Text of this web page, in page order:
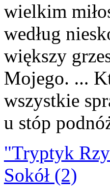
wielkim
według
większy
Mojego. ...
wszystkie
u stóp
"Tryptyk
Sokół (2)